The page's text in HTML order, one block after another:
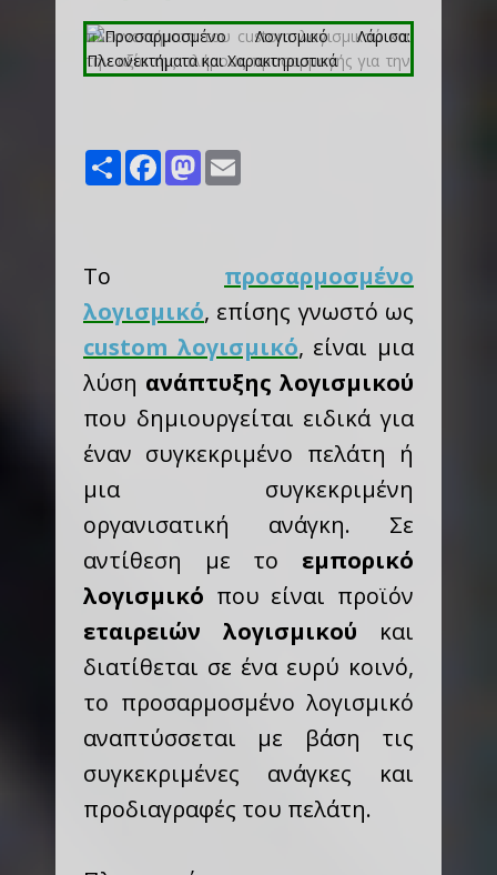
Share FacebookMastodon
Το προσαρμοσμένο
λογισμικό, επίσης γνωστό ως
custom λογισμικό, είναι μια
λύση ανάπτυξης λογισμικού
που δημιουργείται ειδικά για
έναν συγκεκριμένο πελάτη ή
μια συγκεκριμένη
οργανισατική ανάγκη. Σε
αντίθεση με το εμπορικό
λογισμικό που είναι προϊόν
εταιρειών λογισμικού και
διατίθεται σε ένα ευρύ κοινό,
το προσαρμοσμένο λογισμικό
αναπτύσσεται με βάση τις
συγκεκριμένες ανάγκες και
προδιαγραφές του πελάτη.